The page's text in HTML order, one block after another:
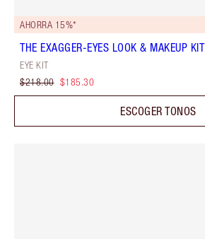
AHORRA 15%*
THE EXAGGER-EYES LOOK & MAKEUP KIT
EYE KIT
$218.00 $185.30
ESCOGER TONOS